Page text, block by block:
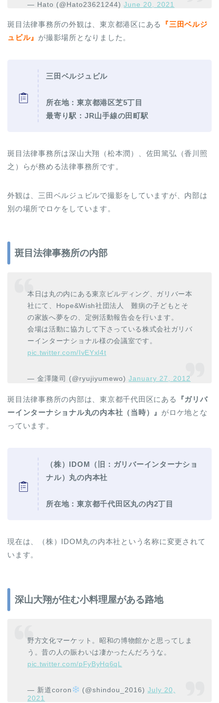
— Hato (@Hato23621244)June 20, 2021
斑目法律事務所の外観は、東京都港区にある 『三田ベルジ
ュビル』 が撮影場所となりました。
三田ベルジュビル
所在地：東京都港区芝5丁目
最寄り駅：JR山手線の田町駅
斑目法律事務所は深山大翔（松本潤）、佐田篤弘（香川照
之）らが務める法律事務所です。
外観は、三田ベルジュビルで撮影をしていますが、内部は
別の場所でロケをしています。
斑目法律事務所の内部
本日は丸の内にある東京ビルディング、ガリバー本
社にて、Hope&Wish社団法人 難病の子どもとそ
の家族へ夢をの、定例活動報告会を行います。
会場は活動に協力して下さっている株式会社ガリバ
ーインターナショナル様の会議室です。
pic.twitter.com/IvEYxl4t
— 金澤隆司 (@ryujiyumewo)January 27, 2012
斑目法律事務所の内部は、東京都千代田区にある
『ガリバ
ーインターナショナル丸の内本社（当時）』 がロケ地とな
っています。
（株）IDOM（旧： ガリバーインターナショ
ナル）丸の内本社
所在地：東京都千代田区丸の内2丁目
現在は、（株）IDOM丸の内本社という名称に変更されて
います。
深山大翔が住む小料理屋がある路地
野方文化マーケット。昭和の博物館かと思ってしま
う。昔の人の賑わいは凄かったんだろうな。
pic.twitter.com/pFyByHq6qL
— 新道coron (@shindou_2016) July 20,
2021